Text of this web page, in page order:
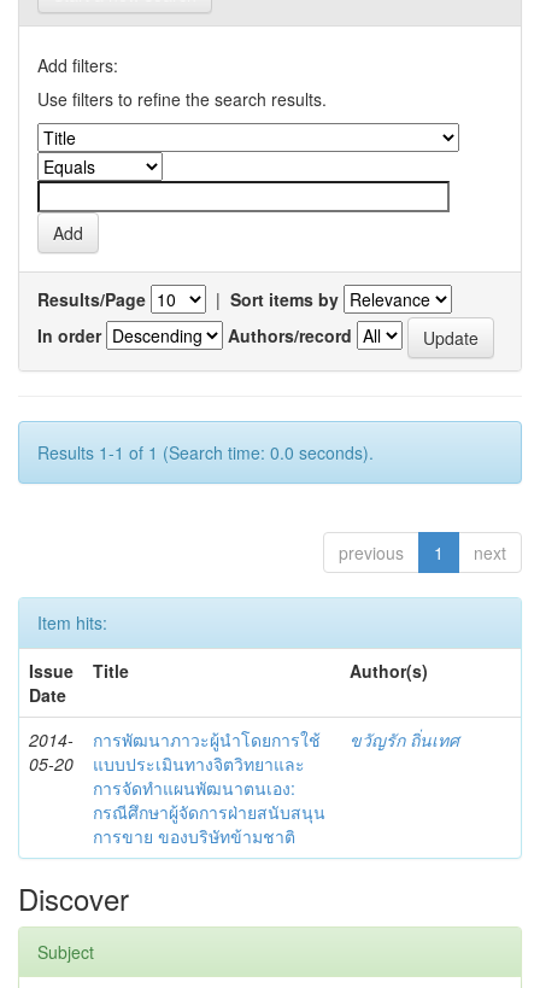
Add filters:
Use filters to refine the search results.
Results/Page | Sort items by
In order
Authors/record
Results 1-1 of 1 (Search time: 0.0 seconds).
previous 1 next
Item hits:
Issue
Date
Title Author(s)
2014-
05-20
การพัฒนาภาวะผู้นำโดยการใช้
แบบประเมินทางจิตวิทยาและ
การจัดทำแผนพัฒนาตนเอง:
กรณีศึกษาผู้จัดการฝ่ายสนับสนุน
การขาย ของบริษัทข้ามชาติ
ขวัญรัก ถิ่นเทศ
Discover
Subject